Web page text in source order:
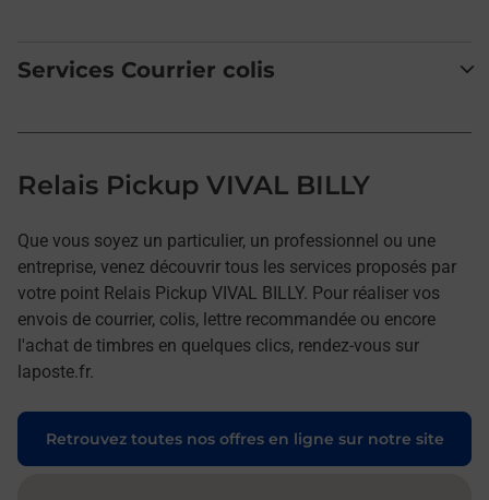
Services Courrier colis
Relais Pickup VIVAL BILLY
Que vous soyez un particulier, un professionnel ou une
entreprise, venez découvrir tous les services proposés par
votre point Relais Pickup VIVAL BILLY. Pour réaliser vos
envois de courrier, colis, lettre recommandée ou encore
l'achat de timbres en quelques clics, rendez-vous sur
laposte.fr.
Retrouvez toutes nos offres en ligne sur notre site